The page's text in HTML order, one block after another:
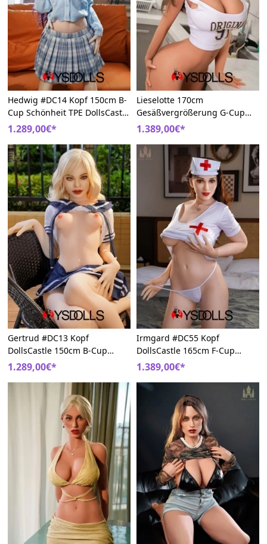
Hedwig #DC14 Kopf 150cm B-
Cup Schönheit TPE DollsCastle
Lebensgroße Sexpuppen
1.289,00€*
Lieselotte 170cm
Gesäßvergrößerung G-Cup
#DC44 Kopf DollsCastle TPE
Big Boobs Sex Puppe
1.389,00€*
Gertrud #DC13 Kopf
DollsCastle 150cm B-Cup
Weich TPE Europa Sexpuppe
1.289,00€*
Irmgard #DC55 Kopf
DollsCastle 165cm F-Cup
Interessant Nackte TPE
Liebespuppe
1.389,00€*